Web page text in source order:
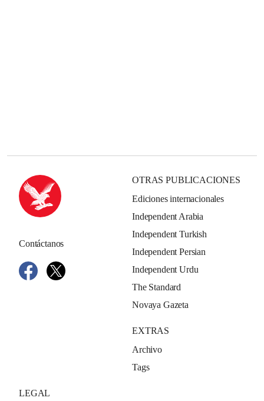
Contáctanos
OTRAS PUBLICACIONES
Ediciones internacionales
Independent Arabia
Independent Turkish
Independent Persian
Independent Urdu
The Standard
Novaya Gazeta
EXTRAS
Archivo
Tags
LEGAL